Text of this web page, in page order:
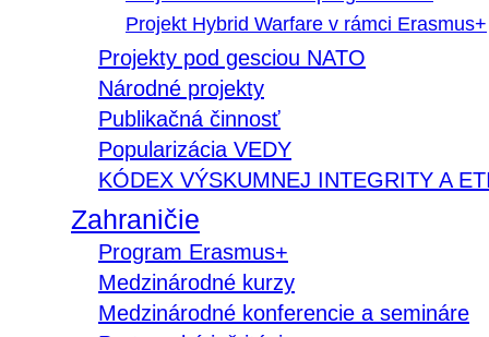
Projekt Hybrid Warfare v rámci Erasmus+
Projekty pod gesciou NATO
Národné projekty
Publikačná činnosť
Popularizácia VEDY
KÓDEX VÝSKUMNEJ INTEGRITY A
Zahraničie
Program Erasmus+
Medzinárodné kurzy
Medzinárodné konferencie a semináre